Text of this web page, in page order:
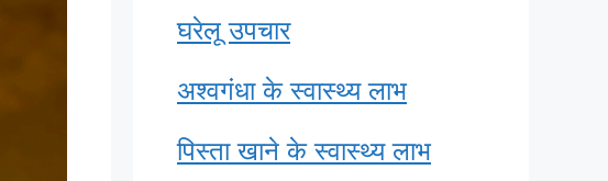
घरेलू उपचार
अश्वगंधा के स्वास्थ्य लाभ
पिस्ता खाने के स्वास्थ्य लाभ